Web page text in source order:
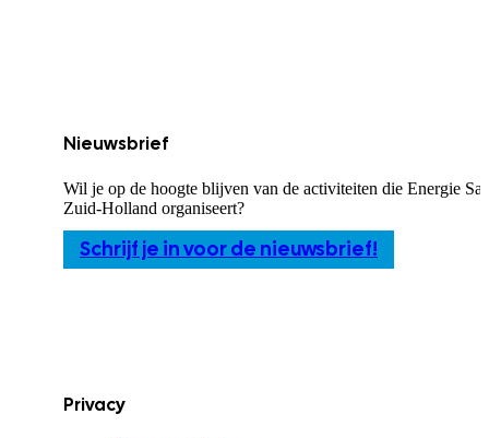
Nieuwsbrief
Wil je op de hoogte blijven van de activiteiten die Energie
Zuid-Holland organiseert?
Schrijf je in voor de nieuwsbrief!
Privacy